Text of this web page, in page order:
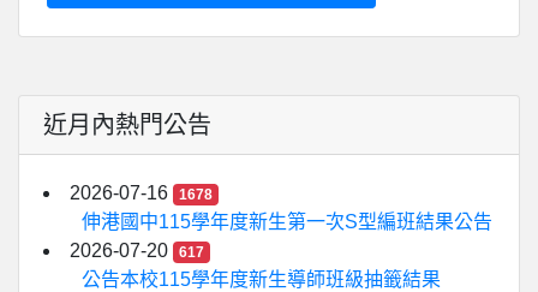
近月內熱門公告
2026-07-16 1678
伸港國中115學年度新生第一次S型編班結果公告
2026-07-20
617
公告本校115學年度新生導師班級抽籤結果